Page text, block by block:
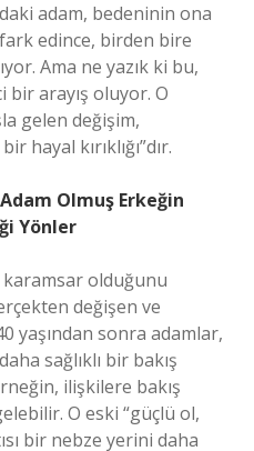
adam, bedeninin ona
edince, birden bire
Ama ne yazık ki bu,
bir arayış oluyor. O
gelen değişim,
hayal kırıklığı”dır.
Olmuş Erkeğin
Yönler
olduğunu
değişen ve
yaşından sonra adamlar,
sağlıklı bir bakış
ilişkilere bakış
O eski “güçlü ol,
bir nebze yerini daha